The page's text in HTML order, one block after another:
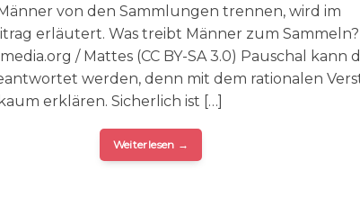
von den Sammlungen trennen, wird im
erläutert. Was treibt Männer zum
/ Mattes (CC BY-SA 3.0) Pauschal kann
werden, denn mit dem rationalen
kaum erklären. Sicherlich ist […]
Weiterlesen →